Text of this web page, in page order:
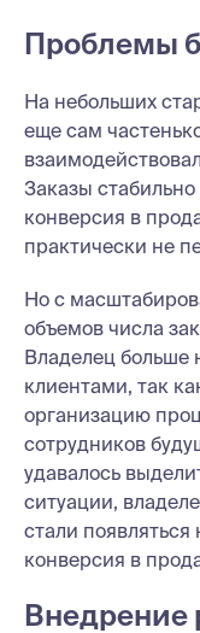
Проблемы
На небольших
еще сам
Заказы
конверсия в
практически не
Но с
объемов числа
Владелец больше
клиентами, так
организацию
сотрудников
удавалось
ситуации,
стали
конверсия в
Внедрение